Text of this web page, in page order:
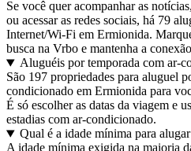
Se você quer acompanhar as
ou acessar as redes sociais, há 79
Internet/Wi-Fi em Ermionida.
busca na Vrbo e mantenha a
Aluguéis por temporada com ar-
São 197 propriedades para aluguel
condicionado em Ermionida para
É só escolher as datas da viagem e
estadias com ar-condicionado.
Qual é a idade mínima para
A idade mínima exigida na maioria